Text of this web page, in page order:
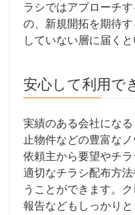
ラシではアプローチ
の、新規開拓を期待
していない層に届く
安心して利用で
実績のある会社にな
止物件などの豊富な
依頼主から要望やチ
適切なチラシ配布方
うことができます。
報告などもしっかり